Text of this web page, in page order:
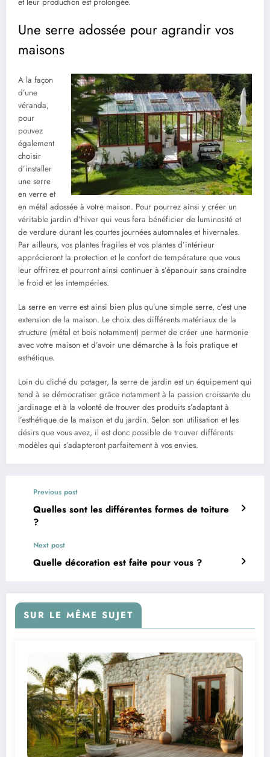
Une serre adossée pour agrandir vos
maisons
A la façon
d’une
véranda,
pour
pouvez
également
choisir
d’installer
une serre
en verre et
en métal adossée à votre maison. Pour pourrez ainsi y créer un
véritable jardin d’hiver qui vous fera bénéficier de luminosité et
de verdure durant les courtes journées automnales et hivernales.
Par ailleurs, vos plantes fragiles et vos plantes d’intérieur
apprécieront la protection et le confort de température que vous
leur offrirez et pourront ainsi continuer à s’épanouir sans craindre
le froid et les intempéries.
La serre en verre est ainsi bien plus qu’une simple serre, c’est une
extension de la maison. Le choix des différents matériaux de la
structure (métal et bois notamment) permet de créer une harmonie
avec votre maison et d’avoir une démarche à la fois pratique et
esthétique.
Loin du cliché du potager, la serre de jardin est un équipement qui
tend à se démocratiser grâce notamment à la passion croissante du
jardinage et à la volonté de trouver des produits s’adaptant à
l’esthétique de la maison et du jardin. Selon son utilisation et les
désirs que vous avez, il est donc possible de trouver différents
modèles qui s’adapteront parfaitement à vos envies.
Previous post
Quelles sont les différentes formes de toiture
?
Next post
Quelle décoration est faite pour vous ?
SUR LE MÊME SUJET